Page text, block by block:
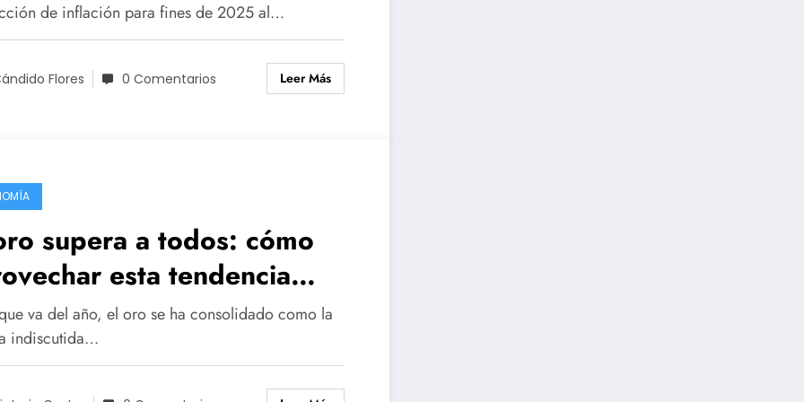
de inflación para fines de 2025 al…
Flores 0 Comentarios Leer Más
supera a todos: cómo
esta tendencia
va del año, el oro se ha consolidado como la
indiscutida…